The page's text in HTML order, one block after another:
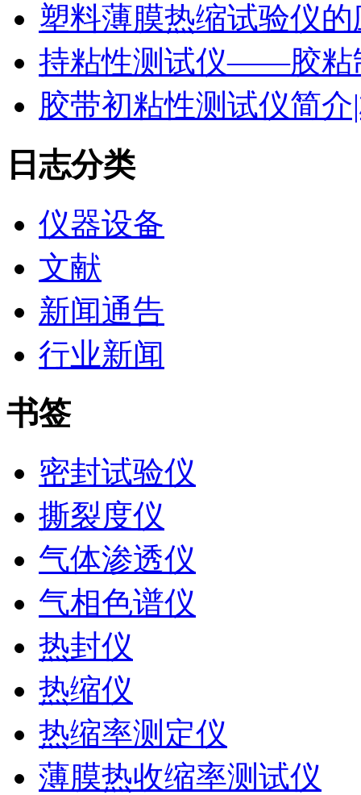
塑料薄膜热缩试验仪
持粘性测试仪——胶粘
胶带初粘性测试仪简
日志分类
仪器设备
文献
新闻通告
行业新闻
书签
密封试验仪
撕裂度仪
气体渗透仪
气相色谱仪
热封仪
热缩仪
热缩率测定仪
薄膜热收缩率测试仪